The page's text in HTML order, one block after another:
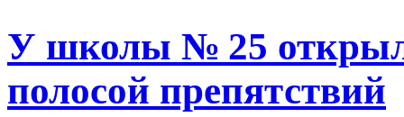
У школы № 25
полосой препятствий